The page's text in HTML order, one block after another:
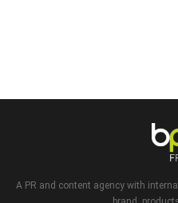
A PR and content agency with